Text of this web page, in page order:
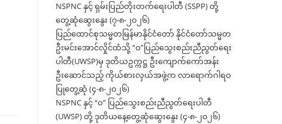
NSPNC နှင့် ရှမ်းပြည်တိုးတက်ရေးပါတီ (SSPP) တို့
တွေ့ဆုံဆွေးနွေး (၇-၈-၂၀၂၆)
ပြည်ထောင်စုသမ္မတမြန်မာနိုင်ငံတော် နိုင်ငံတော်သမ္မတ
ဦးမင်းအောင်လှိုင်ထံသို့ “ဝ”ပြည်သွေးစည်းညီညွတ်ရေး
ပါတီ(UWSP)မှ ဒုတိယဥက္ကဋ္ဌ ဦးကျောက်ကော်အန်း
ဦးဆောင်သည့် ကိုယ်စားလှယ်အဖွဲ့က လာရောက်ဂါရဝ
ပြုတွေ့ဆုံ (၄-၈-၂၀၂၆)
NSPNC နှင့် “ဝ” ပြည်သွေးစည်းညီညွတ်ရေးပါတီ
(UWSP) တို့ ဒုတိယနေ့တွေ့ဆုံဆွေးနွေး (၄-၈-၂၀၂၆)